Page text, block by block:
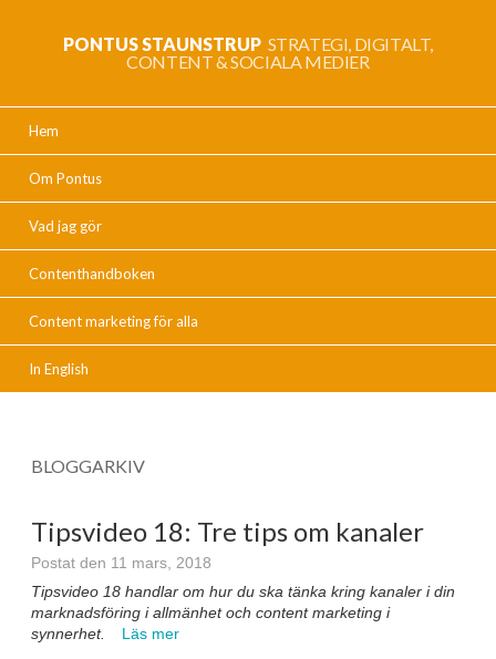
PONTUS STAUNSTRUP STRATEGI, DIGITALT,
CONTENT & SOCIALA MEDIER
Hem
Om Pontus
Vad jag gör
Contenthandboken
Content marketing för alla
In English
BLOGGARKIV
Tipsvideo 18: Tre tips om kanaler
Postat den 11 mars, 2018
Tipsvideo 18 handlar om hur du ska tänka kring kanaler i din
marknadsföring i allmänhet och content marketing i
synnerhet.
Läs mer